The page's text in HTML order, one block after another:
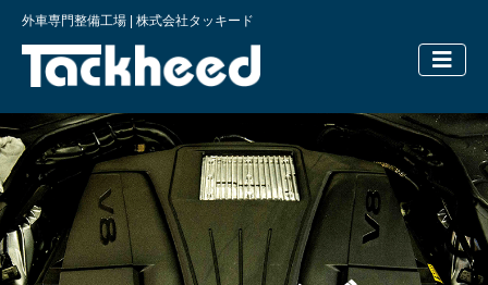
外車専門整備工場 | 株式会社タッキード
横浜の外